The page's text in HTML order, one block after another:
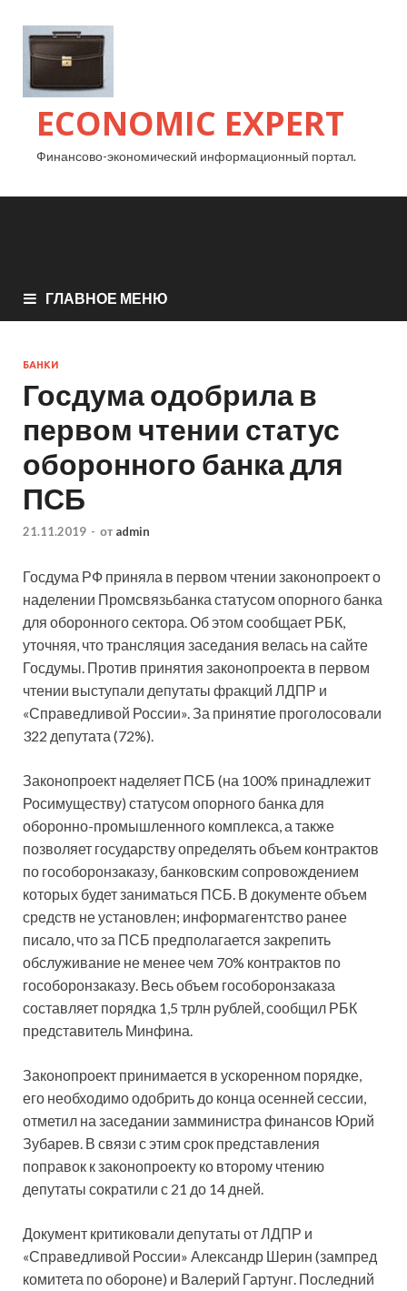
ECONOMIC EXPERT
Финансово-экономический информационный портал.
ГЛАВНОЕ МЕНЮ
БАНКИ
Госдума одобрила в
первом чтении статус
оборонного банка для
ПСБ
21.11.2019 - от admin
Госдума РФ приняла в первом чтении законопроект о
наделении Промсвязьбанка статусом опорного банка
для оборонного сектора. Об этом сообщает РБК,
уточняя, что трансляция заседания велась на сайте
Госдумы. Против принятия законопроекта в первом
чтении выступали депутаты фракций ЛДПР и
«Справедливой России». За принятие проголосовали
322 депутата (72%).
Законопроект наделяет ПСБ (на 100% принадлежит
Росимуществу) статусом опорного банка для
оборонно-промышленного комплекса, а также
позволяет государству определять объем контрактов
по гособоронзаказу, банковским сопровождением
которых будет заниматься ПСБ. В документе объем
средств не установлен; информагентство ранее
писало, что за ПСБ предполагается закрепить
обслуживание не менее чем 70% контрактов по
гособоронзаказу. Весь объем гособоронзаказа
составляет порядка 1,5 трлн рублей, сообщил РБК
представитель Минфина.
Законопроект принимается в ускоренном порядке,
его необходимо одобрить до конца осенней сессии,
отметил на заседании замминистра финансов Юрий
Зубарев. В связи с этим срок представления
поправок к законопроекту ко второму чтению
депутаты сократили с 21 до 14 дней.
Документ критиковали депутаты от ЛДПР и
«Справедливой России» Александр Шерин (зампред
комитета по обороне) и Валерий Гартунг. Последний